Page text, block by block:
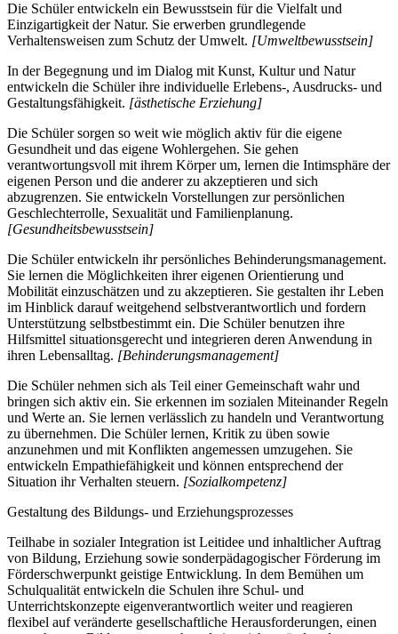
Die Schüler entwickeln ein Bewusstsein für die Vielfalt und
Einzigartigkeit der Natur. Sie erwerben grundlegende
Verhaltensweisen zum Schutz der Umwelt. [Umweltbewusstsein]
In der Begegnung und im Dialog mit Kunst, Kultur und Natur
entwickeln die Schüler ihre individuelle Erlebens-, Ausdrucks- und
Gestaltungsfähigkeit. [ästhetische Erziehung]
Die Schüler sorgen so weit wie möglich aktiv für die eigene
Gesundheit und das eigene Wohlergehen. Sie gehen
verantwortungsvoll mit ihrem Körper um, lernen die Intimsphäre der
eigenen Person und die anderer zu akzeptieren und sich
abzugrenzen. Sie entwickeln Vorstellungen zur persönlichen
Geschlechterrolle, Sexualität und Familienplanung.
[Gesundheitsbewusstsein]
Die Schüler entwickeln ihr persönliches Behinderungsmanagement.
Sie lernen die Möglichkeiten ihrer eigenen Orientierung und
Mobilität einzuschätzen und zu akzeptieren. Sie gestalten ihr Leben
im Hinblick darauf weitgehend selbstverantwortlich und fordern
Unterstützung selbstbestimmt ein. Die Schüler benutzen ihre
Hilfsmittel situationsgerecht und integrieren deren Anwendung in
ihren Lebensalltag. [Behinderungsmanagement]
Die Schüler nehmen sich als Teil einer Gemeinschaft wahr und
bringen sich aktiv ein. Sie erkennen im sozialen Miteinander Regeln
und Werte an. Sie lernen verlässlich zu handeln und Verantwortung
zu übernehmen. Die Schüler lernen, Kritik zu üben sowie
anzunehmen und mit Konflikten angemessen umzugehen. Sie
entwickeln Empathiefähigkeit und können entsprechend der
Situation ihr Verhalten steuern. [Sozialkompetenz]
Gestaltung des Bildungs- und Erziehungsprozesses
Teilhabe in sozialer Integration ist Leitidee und inhaltlicher Auftrag
von Bildung, Erziehung sowie sonderpädagogischer Förderung im
Förderschwerpunkt geistige Entwicklung. In dem Bemühen um
Schulqualität entwickeln die Schulen ihre Schul- und
Unterrichtskonzepte eigenverantwortlich weiter und reagieren
flexibel auf veränderte gesellschaftliche Herausforderungen, einen